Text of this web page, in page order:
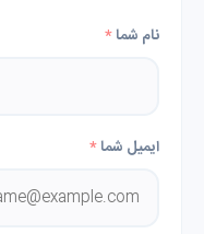
نام شما*
ایمیل شما*